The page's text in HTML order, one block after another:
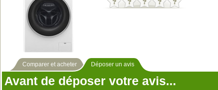
Comparer et acheter Déposer un avis
Avant de déposer votre avis...